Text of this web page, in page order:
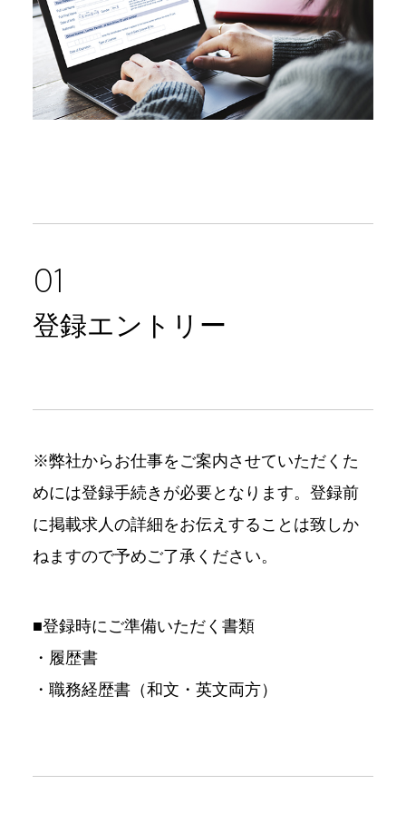
01
登録エントリー
※弊社からお仕事をご案内させていただくた
めには登録手続きが必要となります。登録前
に掲載求人の詳細をお伝えすることは致しか
ねますので予めご了承ください。
■登録時にご準備いただく書類
・履歴書
・職務経歴書（和文・英文両方）